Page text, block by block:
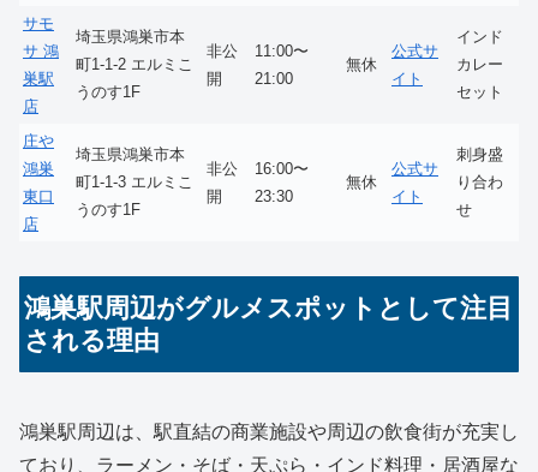
サモ
サ 鴻
巣駅
店
埼玉県鴻巣市本
町1-1-2 エルミこ
うのす1F
非公
開
11:00〜
21:00
無休
公式サ
イト
インド
カレー
セット
庄や
鴻巣
東口
店
埼玉県鴻巣市本
町1-1-3 エルミこ
うのす1F
非公
開
16:00〜
23:30
無休
公式サ
イト
刺身盛
り合わ
せ
鴻巣駅周辺がグルメスポットとして注目
される理由
鴻巣駅周辺は、駅直結の商業施設や周辺の飲食街が充実し
ており、ラーメン・そば・天ぷら・インド料理・居酒屋な